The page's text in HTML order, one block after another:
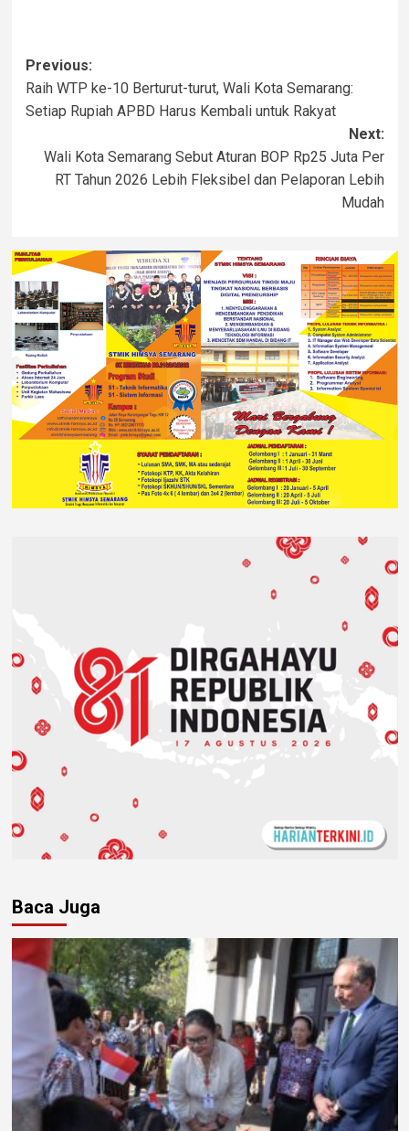
Previous:
Raih WTP ke-10 Berturut-turut, Wali Kota Semarang:
Setiap Rupiah APBD Harus Kembali untuk Rakyat
Next:
Wali Kota Semarang Sebut Aturan BOP Rp25 Juta Per
RT Tahun 2026 Lebih Fleksibel dan Pelaporan Lebih
Mudah
Baca Juga